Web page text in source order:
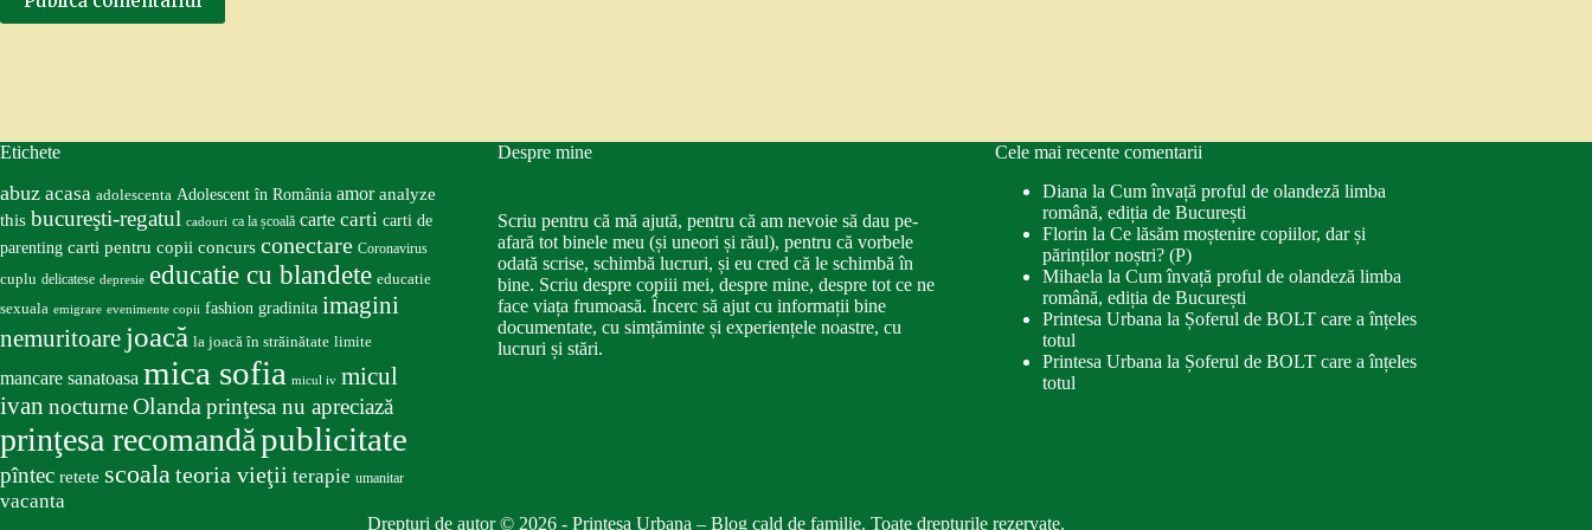
Etichete
abuz acasa adolescenta Adolescent în România amor analyze
this bucureşti-regatul cadouri ca la școală carte carti carti de
parenting carti pentru copii concurs conectare Coronavirus
cuplu delicatese depresie educatie cu blandete educatie
sexuala emigrare evenimente copii fashion gradinita imagini
nemuritoare joacă la joacă în străinătate limite
mancare sanatoasa mica sofia micul iv micul
ivan nocturneOlanda prinţesa nu apreciază
prinţesa recomandăpublicitate
pîntec retete scoalateoria vieţii terapie umanitar
vacanta
Despre mine
Scriu pentru că mă ajută, pentru că am nevoie să dau pe-
afară tot binele meu (și uneori și răul), pentru că vorbele
odată scrise, schimbă lucruri, și eu cred că le schimbă în
bine. Scriu despre copiii mei, despre mine, despre tot ce ne
face viața frumoasă. Încerc să ajut cu informații bine
documentate, cu simțăminte și experiențele noastre, cu
lucruri și stări.
Cele mai recente comentarii
Diana la Cum învață proful de olandeză limba
română, ediția de București
Florin la Ce lăsăm moștenire copiilor, dar și
părinților noștri? (P)
Mihaela la Cum învață proful de olandeză limba
română, ediția de București
Printesa Urbana la Șoferul de BOLT care a înțeles
totul
Printesa Urbana la Șoferul de BOLT care a înțeles
totul
Drepturi de autor © 2026 - Printesa Urbana – Blog cald de familie. Toate drepturile rezervate.